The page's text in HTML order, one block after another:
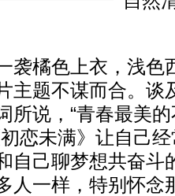
橘色上衣，浅色
主题不谋而合。谈
所说，“青春最美
恋未满》让自己
自己聊梦想共奋斗
人一样，特别怀念